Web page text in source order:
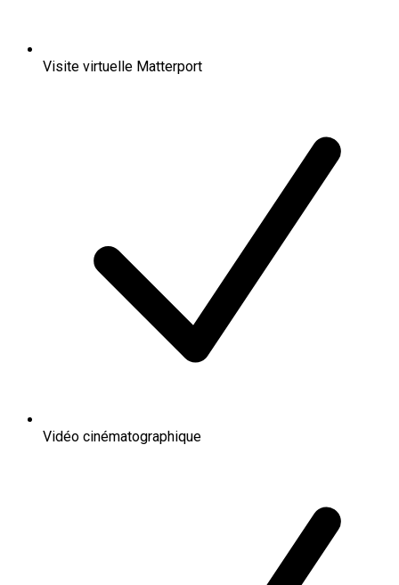
Visite virtuelle Matterport
Vidéo cinématographique